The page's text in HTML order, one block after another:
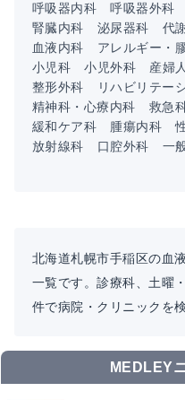
呼吸器内科
呼吸器外科
腎臓内科
泌尿器科 代
血液内科
アレルギー・
小児科
小児外科 産婦
整形外科
リハビリテー
精神科・心療内科
救急
緩和ケア科
腫瘍内科
放射線科
口腔外科 一
北海道札幌市手稲区の血
一覧です。診療科、土曜
件で病院・クリニックを
MEDLEY